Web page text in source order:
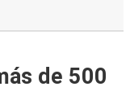
de 500